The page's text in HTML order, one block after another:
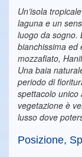
Un’isola
laguna e un
luogo da sogno.
bianchissima ed
mozzafiato,
Una baia
periodo di
spettacolo
vegetazione è
lusso dove
Posizione,